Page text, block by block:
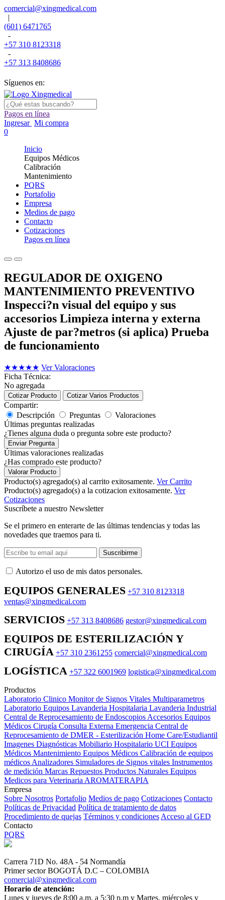
comercial@xingmedical.com
|
(601) 6471765
-
+57 310 8123318
-
+57 313 8408686
Síguenos en:
Pagos en línea
Ingresar Mi compra
0
Inicio
Equipos Médicos
Calibración
Mantenimiento
PQRS
Portafolio
Empresa
Medios de pago
Contacto
Cotizaciones
Pagos en línea
REGULADOR DE OXIGENO
MANTENIMIENTO PREVENTIVO
Inspecci?n visual del equipo y sus
accesorios Limpieza interna y externa
Ajuste de par?metros (si aplica) Prueba
de funcionamiento
★★★★★ Ver Valoraciones
Ficha Técnica:
No agregada
Cotizar Producto Cotizar Varios Productos
Compartir:
Descripción
Preguntas
Valoraciones
Últimas preguntas realizadas
¿Tienes alguna duda o pregunta sobre este producto?
Enviar Pregunta
Últimas valoraciones realizadas
¿Has comprado este producto?
Valorar Producto
Producto(s) agregado(s) al carrito exitosamente. Ver Carrito
Producto(s) agregado(s) a la cotizacion exitosamente. Ver
Cotizaciones
Suscríbete a nuestro Newsletter
Se el primero en enterarte de las últimas tendencias y todas las
novedades que traemos para ti.
Suscribirme
Autorizo ​​el uso de mis datos personales.
EQUIPOS GENERALES +57 310 8123318
ventas@xingmedical.com
SERVICIOS +57 313 8408686 gestor@xingmedical.com
EQUIPOS DE ESTERILIZACIÓN Y
CIRUGÍA +57 310 2361255 comercial@xingmedical.com
LOGÍSTICA +57 322 6001969 logistica@xingmedical.com
Productos
Laboratorio Clinico Monitor de Signos Vitales Multiparametros
Laboratorio Equipos Lavanderia Hospitalaria Lavanderia Industrial
Central de Reprocesamiento de Endoscopios Accesorios Equipos
Médicos Cirugía Consulta Externa Emergencia Central de
Reprocesamiento de DMER - Esterilización Home Care/Estudiantil
Imagenes Diagnósticas Mobiliario Hospitalario UCI Equipos
Médicos Mantenimiento Equipos Médicos Calibración de equipos
médicos Analizadores Simuladores de Signos vitales Instrumentos
de medición Marcas Repuestos Productos Naturales Equipos
Medicos para Veterinaria AROMATERAPIA
Empresa
Sobre Nosotros Portafolio Medios de pago Cotizaciones Contacto
Políticas de Privacidad Política de tratamiento de datos
Procedimiento de quejas Términos y condiciones Acceso al GED
Contacto
PQRS
Carrera 71D No. 48A - 54 Normandía
Primer sector BOGOTÁ D.C – COLOMBIA
comercial@xingmedical.com
Horario de atención:
Lunes y jueves de 8:00 a.m. a 5:30 p.m y Martes, miércoles y